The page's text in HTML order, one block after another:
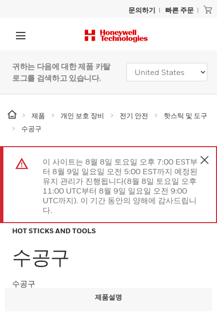
문의하기 빠른 주문
귀하는 다음에 대한 제품 카탈
로그를 검색하고 있습니다.
제품 개인 보호 장비 전기 안전
핫스틱 및 도구
수공구
이 사이트는 8월 8일 토요일 오후 7:00 EST부
터 8월 9일 일요일 오전 5:00 EST까지 예정된
유지 관리가 진행됩니다(8월 8일 토요일 오후
11:00 UTC부터 8월 9일 일요일 오전 9:00
UTC까지). 이 기간 동안의 양해에 감사드립니
다.
HOT STICKS AND TOOLS
수공구
수공구
제품설명